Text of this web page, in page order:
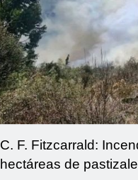
C. F. Fitzcarrald:
hectáreas de